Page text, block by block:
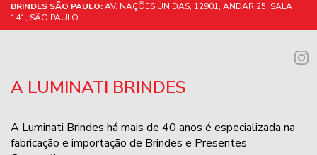
BRINDES SÃO PAULO:AV. NAÇÕES UNIDAS, 12901, ANDAR 25, SALA
141, SÃO PAULO
A LUMINATI BRINDES
A Luminati Brindes há mais de 40 anos é especializada na
fabricação e importação de Brindes e Presentes